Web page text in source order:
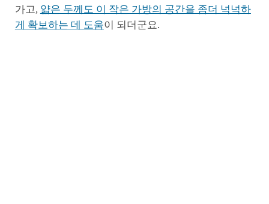
가고, 얇은 두께도 이 작은 가방의 공간을 좀더 넉넉하
게 확보하는 데 도움이 되더군요.